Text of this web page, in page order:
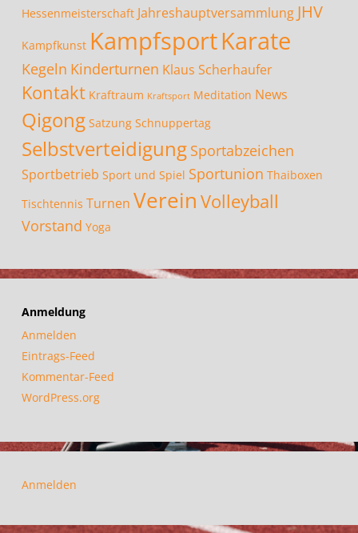
Hessenmeisterschaft Jahreshauptversammlung JHV
Kampfkunst KampfsportKarate
Kegeln Kinderturnen Klaus Scherhaufer
Kontakt Kraftraum Kraftsport Meditation News
Qigong Satzung Schnuppertag
Selbstverteidigung Sportabzeichen
Sportbetrieb Sport und Spiel Sportunion Thaiboxen
Tischtennis Turnen Verein Volleyball
Vorstand Yoga
Anmeldung
Anmelden
Eintrags-Feed
Kommentar-Feed
WordPress.org
Anmelden